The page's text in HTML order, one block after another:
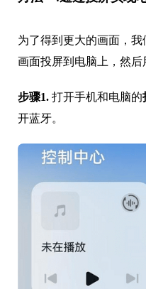
为了得到更大的画面，
画面投屏到电脑上，然后
步骤1. 打开手机和电脑的
开蓝牙。